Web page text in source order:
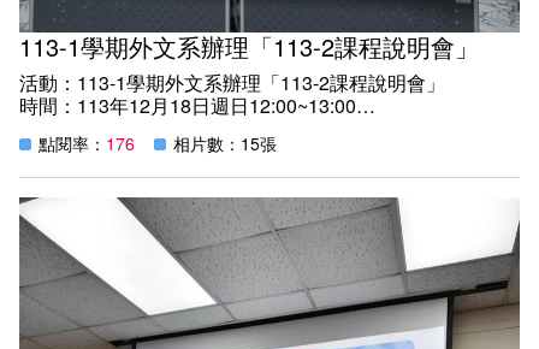
113-1學期外文系辦理「113-2課程說明會」
活動：113-1學期外文系辦理「113-2課程說明會」
時間：113年12月18日週日12:00~13:00
紀實：
邀請本系各專兼任授課教師參加本次說明會，各位老師接力
演釋新學期課程內容，現場座無虛席，互動熱絡。學生們對
於下學期課程亦有清晰的暸解，做出更明智適性的選課規
劃。
外文系課程說明會專兼任教師課程介紹連結如下：
https://www.ouk.edu.tw/foreignlanguages/
CategoryID=dc5f0df3-b7f3-430f-a307-f50f334c4caf
點閱率： 176 相片數：15張